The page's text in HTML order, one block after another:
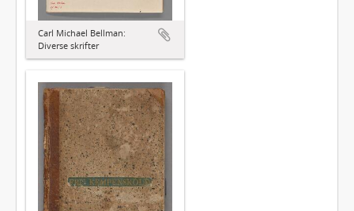
Carl Michael Bellman:
Diverse skrifter